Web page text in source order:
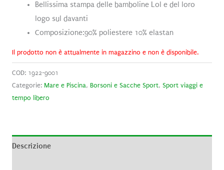
Bellissima stampa delle bamboline Lol e del loro
logo sul davanti
Composizione:90% poliestere 10% elastan
Il prodotto non è attualmente in magazzino e non è disponibile.
COD: 1922-9001
Categorie: Mare e Piscina, Borsoni e Sacche Sport, Sport viaggi e
tempo libero
Descrizione